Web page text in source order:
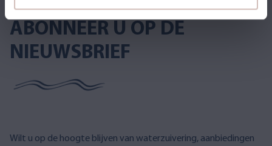
ABONNEER U OP DE
NIEUWSBRIEF
Wilt u op de hoogte blijven van waterzuivering, aanbiedingen